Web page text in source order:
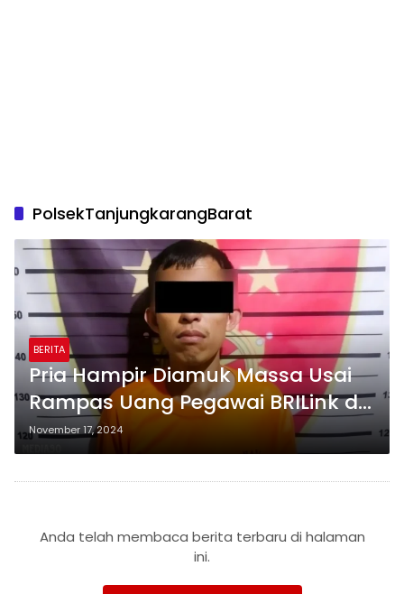
PolsekTanjungkarangBarat
BERITA
Pria Hampir Diamuk Massa Usai
Rampas Uang Pegawai BRILink di
Bandar Lampung
November 17, 2024
Anda telah membaca berita terbaru di halaman
ini.